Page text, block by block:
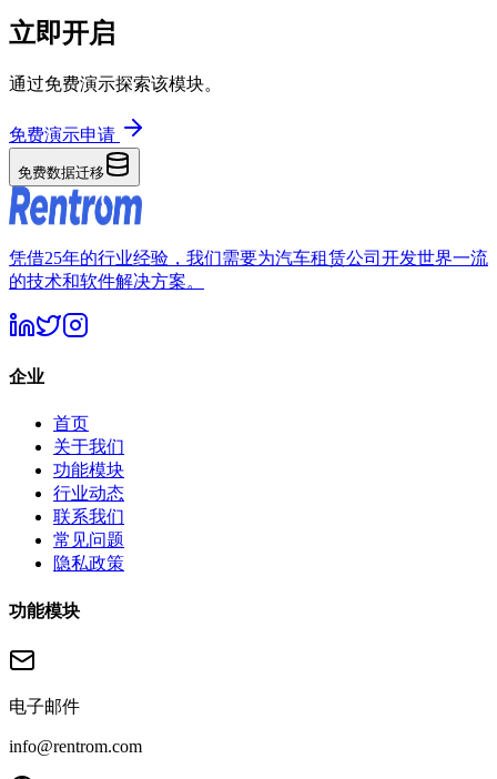
立即开启
通过免费演示探索该模块。
免费演示申请
免费数据迁移
凭借25年的行业经验，我们需要为汽车租赁公司开发世界一流
的技术和软件解决方案。
企业
首页
关于我们
功能模块
行业动态
联系我们
常见问题
隐私政策
功能模块
电子邮件
info@rentrom.com